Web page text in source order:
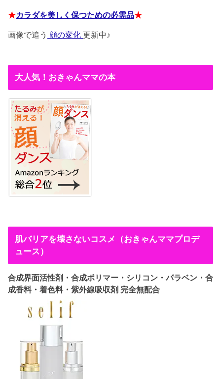
★カラダを美しく保つための必需品★
画像で追う 顔の変化 更新中♪
大人気！おきゃんママの本
肌バリアを壊さないコスメ（おきゃんママプロデ
ュース）
合成界面活性剤・合成ポリマー・シリコン・パラベン・合
成香料・着色料・紫外線吸収剤 完全無配合